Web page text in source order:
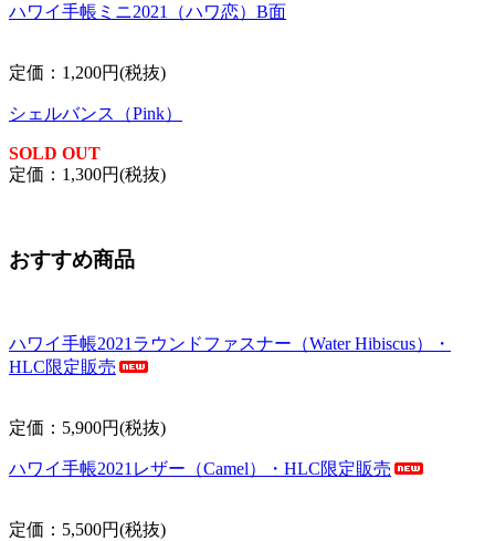
ハワイ手帳ミニ2021（ハワ恋）B面
定価：1,200円(税抜)
シェルバンス（Pink）
SOLD OUT
定価：1,300円(税抜)
おすすめ商品
ハワイ手帳2021ラウンドファスナー（Water Hibiscus）・
HLC限定販売
定価：5,900円(税抜)
ハワイ手帳2021レザー（Camel）・HLC限定販売
定価：5,500円(税抜)